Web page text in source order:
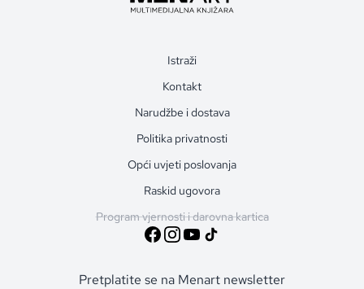
Istraži
Kontakt
Narudžbe i dostava
Politika privatnosti
Opći uvjeti poslovanja
Raskid ugovora
Program vjernosti i darovna kartica
Pretplatite se na Menart newsletter